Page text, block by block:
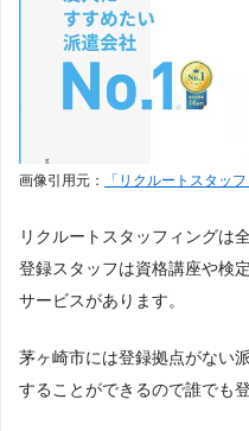
画像引用元： 「リクルートスタッ
リクルートスタッフィングは
登録スタッフは資格講座や検
サービスがあります。
茅ヶ崎市には登録拠点がない
することができるので誰でも